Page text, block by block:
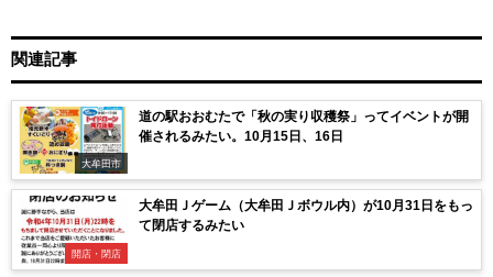
関連記事
大牟田市
道の駅おおむたで「秋の実り収穫祭」ってイベントが開
催されるみたい。10月15日、16日
開店・閉店
大牟田Ｊゲーム（大牟田Ｊボウル内）が10月31日をもっ
て閉店するみたい